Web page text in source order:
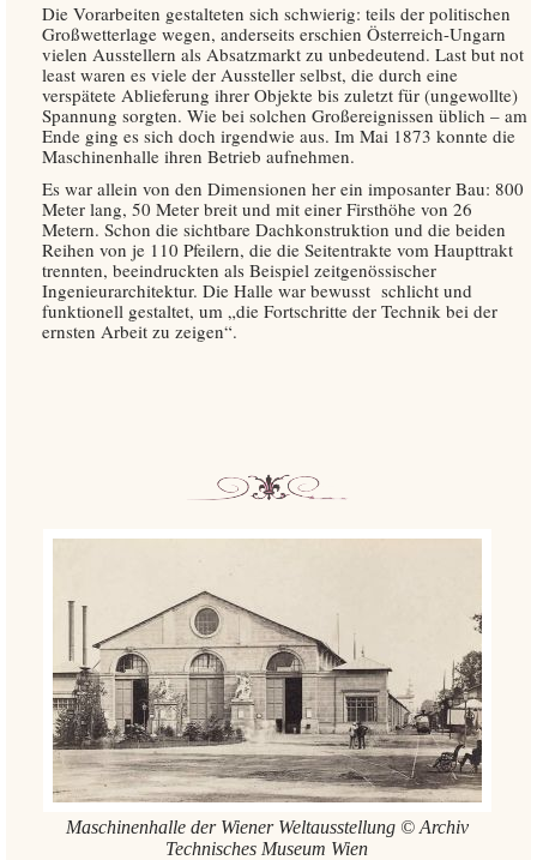
Die Vorarbeiten gestalteten sich schwierig: teils der politischen
Großwetterlage wegen, anderseits erschien Österreich-Ungarn
vielen Ausstellern als Absatzmarkt zu unbedeutend. Last but not
least waren es viele der Aussteller selbst, die durch eine
verspätete Ablieferung ihrer Objekte bis zuletzt für (ungewollte)
Spannung sorgten. Wie bei solchen Großereignissen üblich – am
Ende ging es sich doch irgendwie aus. Im Mai 1873 konnte die
Maschinenhalle ihren Betrieb aufnehmen.
Es war allein von den Dimensionen her ein imposanter Bau: 800
Meter lang, 50 Meter breit und mit einer Firsthöhe von 26
Metern. Schon die sichtbare Dachkonstruktion und die beiden
Reihen von je 110 Pfeilern, die die Seitentrakte vom Haupttrakt
trennten, beeindruckten als Beispiel zeitgenössischer
Ingenieurarchitektur. Die Halle war bewusst schlicht und
funktionell gestaltet, um „die Fortschritte der Technik bei der
ernsten Arbeit zu zeigen“.
Maschinenhalle der Wiener Weltausstellung © Archiv
Technisches Museum Wien